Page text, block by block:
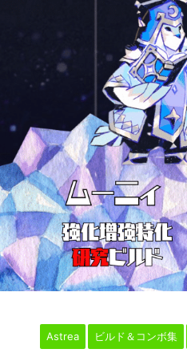
Astrea ビルド＆コンボ集